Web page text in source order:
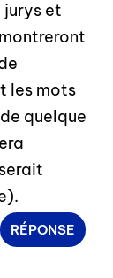
jurys et
les mots
quelque
RÉPONSE